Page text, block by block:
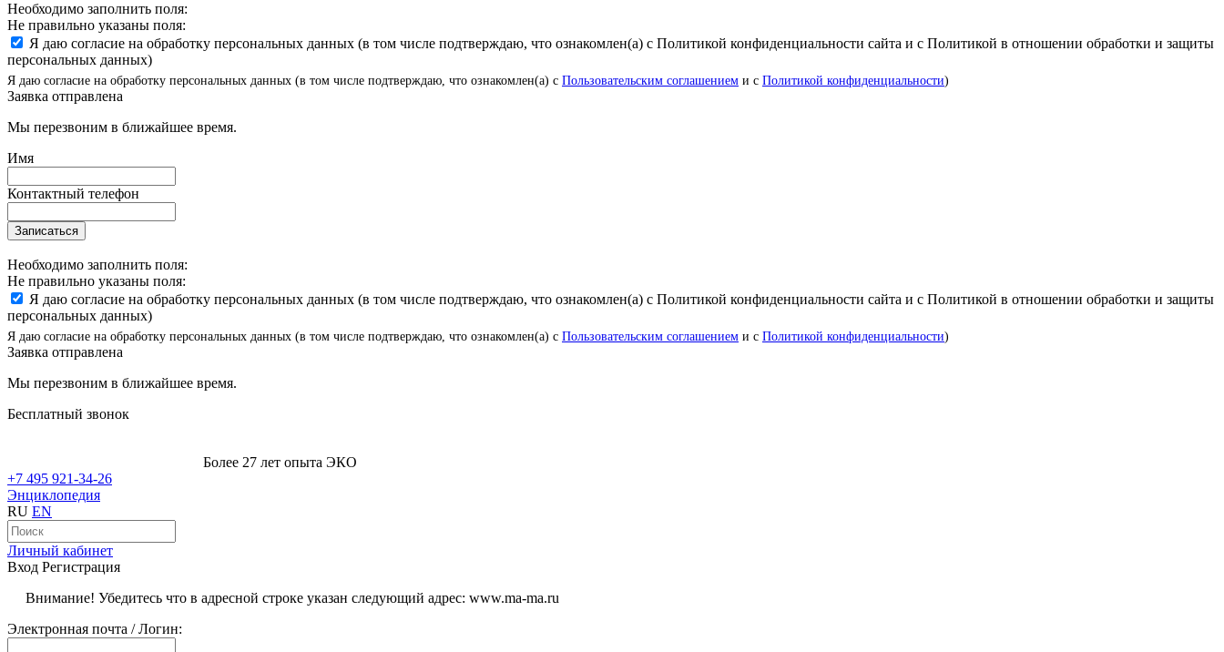
Необходимо заполнить поля:
Не правильно указаны поля:
Я даю согласие на обработку персональных данных (в том числе подтверждаю, что ознакомлен(а) с Политикой конфиденциальности сайта и с Политикой в отношении обработки и защиты
персональных данных)
Я даю согласие на обработку персональных данных (в том числе подтверждаю, что ознакомлен(а) с Пользовательским соглашением и с Политикой конфиденциальности)
Заявка отправлена
Мы перезвоним в ближайшее время.
Имя
Контактный телефон
Записаться
Необходимо заполнить поля:
Не правильно указаны поля:
Я даю согласие на обработку персональных данных (в том числе подтверждаю, что ознакомлен(а) с Политикой конфиденциальности сайта и с Политикой в отношении обработки и защиты
персональных данных)
Я даю согласие на обработку персональных данных (в том числе подтверждаю, что ознакомлен(а) с Пользовательским соглашением и с Политикой конфиденциальности)
Заявка отправлена
Мы перезвоним в ближайшее время.
Бесплатный звонок
Более 27 лет опыта ЭКО
+7 495 921-34-26
Энциклопедия
RU EN
Личный кабинет
Вход Регистрация
Внимание! Убедитесь что в адресной строке указан следующий адрес: www.ma-ma.ru
Электронная почта / Логин: